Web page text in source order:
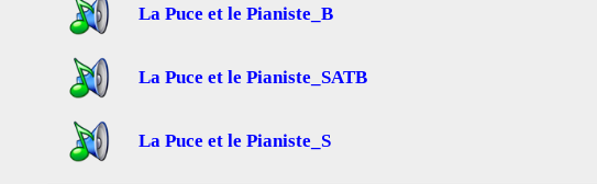
La Puce et le Pianiste_B
La Puce et le Pianiste_SATB
La Puce et le Pianiste_S